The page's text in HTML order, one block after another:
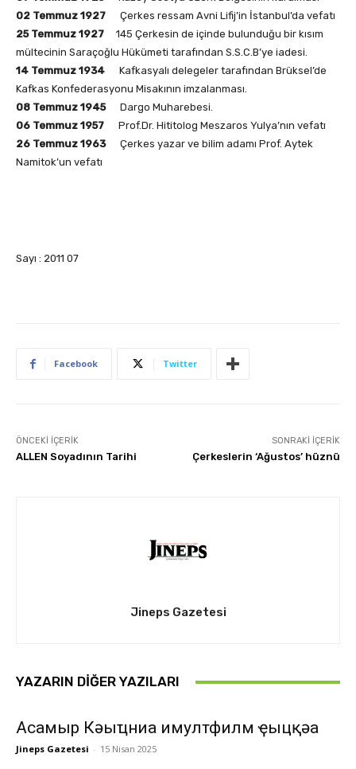
02 Temmuz 1927 Çerkes ressam Avni Lifij’in İstanbul’da vefatı
25 Temmuz 1927
145 Çerkesin de içinde bulunduğu bir kısım
mültecinin Saraçoğlu Hükümeti tarafından S.S.C.B’ye iadesi.
14 Temmuz 1934
Kafkasyalı delegeler tarafından Brüksel’de
Kafkas Konfederasyonu Misakının imzalanması.
08 Temmuz 1945Dargo Muharebesi.
06 Temmuz 1957 Prof.Dr. Hititolog Meszaros Yulya’nın vefatı
26 Temmuz 1963Çerkes yazar ve bilim adamı Prof. Aytek
Namitok’un vefatı
Sayı : 2011 07
Facebook Twitter
ÖNCEKI İÇERIK
ALLEN Soyadının Tarihi
SONRAKI İÇERIK
Çerkeslerin ‘Ağustos’ hüznü
Jineps Gazetesi
YAZARIN DIĞER YAZILARI
Асҭамыр Кәыҵниа имултфилм ҿыцқәа
Jineps Gazetesi - 15 Nisan 2025